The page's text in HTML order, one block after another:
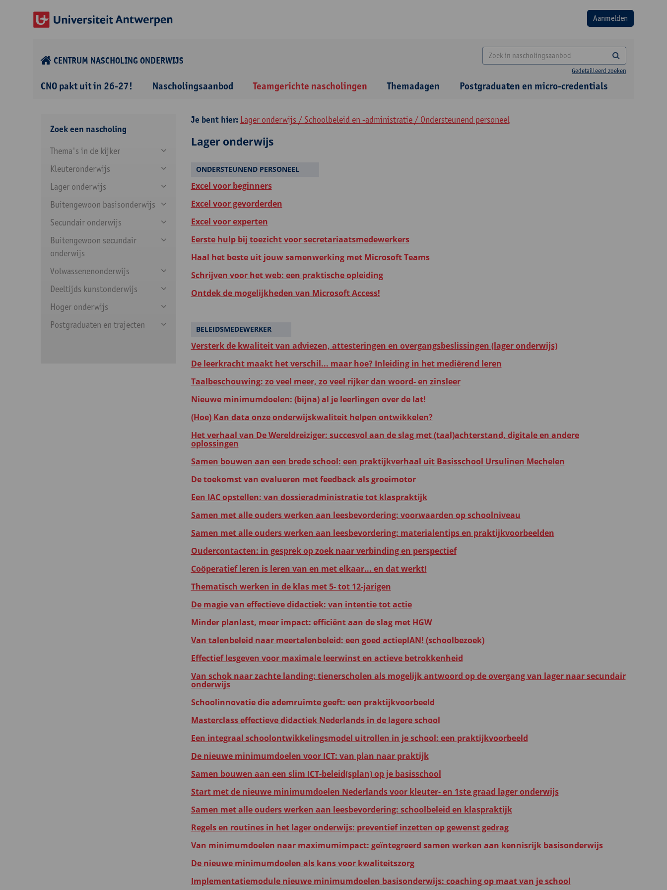
CENTRUM NASCHOLING ONDERWIJS
Gedetailleerd zoeken
CNO pakt uit in 26-27! Nascholingsaanbod Teamgerichte nascholingen Themadagen Postgraduaten en micro-credentials
Zoek een nascholing
Thema's in de kijker
Kleuteronderwijs
Lager onderwijs
Buitengewoon basisonderwijs
Secundair onderwijs
Buitengewoon secundair
onderwijs
Volwassenenonderwijs
Deeltijds kunstonderwijs
Hoger onderwijs
Postgraduaten en trajecten
Je bent hier: Lager onderwijs / Schoolbeleid en -administratie / Ondersteunend personeel
Lager onderwijs
ONDERSTEUNEND PERSONEEL
Excel voor beginners
Excel voor gevorderden
Excel voor experten
Eerste hulp bij toezicht voor secretariaatsmedewerkers
Haal het beste uit jouw samenwerking met Microsoft Teams
Schrijven voor het web: een praktische opleiding
Ontdek de mogelijkheden van Microsoft Access!
BELEIDSMEDEWERKER
Versterk de kwaliteit van adviezen, attesteringen en overgangsbeslissingen (lager onderwijs)
De leerkracht maakt het verschil... maar hoe? Inleiding in het mediërend leren
Taalbeschouwing: zo veel meer, zo veel rijker dan woord- en zinsleer
Nieuwe minimumdoelen: (bijna) al je leerlingen over de lat!
(Hoe) Kan data onze onderwijskwaliteit helpen ontwikkelen?
Het verhaal van De Wereldreiziger: succesvol aan de slag met (taal)achterstand, digitale en andere
oplossingen
Samen bouwen aan een brede school: een praktijkverhaal uit Basisschool Ursulinen Mechelen
De toekomst van evalueren met feedback als groeimotor
Een IAC opstellen: van dossieradministratie tot klaspraktijk
Samen met alle ouders werken aan leesbevordering: voorwaarden op schoolniveau
Samen met alle ouders werken aan leesbevordering: materialentips en praktijkvoorbeelden
Oudercontacten: in gesprek op zoek naar verbinding en perspectief
Coöperatief leren is leren van en met elkaar... en dat werkt!
Thematisch werken in de klas met 5- tot 12-jarigen
De magie van effectieve didactiek: van intentie tot actie
Minder planlast, meer impact: efficiënt aan de slag met HGW
Van talenbeleid naar meertalenbeleid: een goed actieplAN! (schoolbezoek)
Effectief lesgeven voor maximale leerwinst en actieve betrokkenheid
Van schok naar zachte landing: tienerscholen als mogelijk antwoord op de overgang van lager naar secundair
onderwijs
Schoolinnovatie die ademruimte geeft: een praktijkvoorbeeld
Masterclass effectieve didactiek Nederlands in de lagere school
Een integraal schoolontwikkelingsmodel uitrollen in je school: een praktijkvoorbeeld
De nieuwe minimumdoelen voor ICT: van plan naar praktijk
Samen bouwen aan een slim ICT-beleid(splan) op je basisschool
Start met de nieuwe minimumdoelen Nederlands voor kleuter- en 1ste graad lager onderwijs
Samen met alle ouders werken aan leesbevordering: schoolbeleid en klaspraktijk
Regels en routines in het lager onderwijs: preventief inzetten op gewenst gedrag
Van minimumdoelen naar maximumimpact: geïntegreerd samen werken aan kennisrijk basisonderwijs
De nieuwe minimumdoelen als kans voor kwaliteitszorg
Implementatiemodule nieuwe minimumdoelen basisonderwijs: coaching op maat van je school